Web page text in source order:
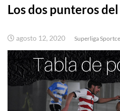
Los dos punteros
agosto 12, 2020 Superliga